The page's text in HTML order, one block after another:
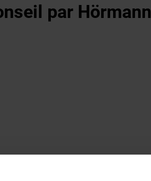
par Hörmann